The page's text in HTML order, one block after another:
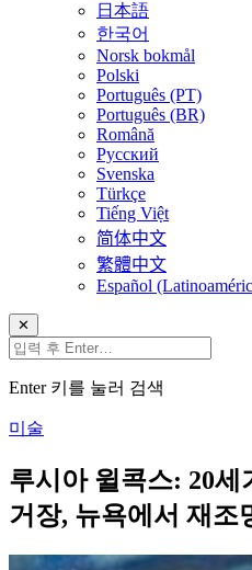
日本語
한국어
Norsk bokmål
Polski
Português (PT)
Português (BR)
Română
Русский
Svenska
Türkçe
Tiếng Việt
简体中文
繁體中文
Español
✕
Enter 키를 눌러 검색
미술
루시아 윌콕스: 20세
거장, 뉴욕에서 재조